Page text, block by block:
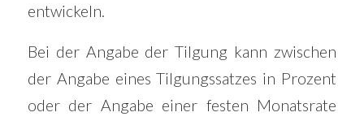
entwickeln.
Bei der Angabe der Tilgung kann zwischen
der Angabe eines Tilgungssatzes in Prozent
oder der Angabe einer festen Monatsrate